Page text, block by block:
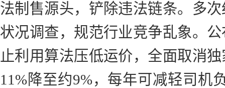
法制售源头，铲除违法链条。多
状况调查，规范行业竞争乱象。
止利用算法压低运价，全面取消
11%降至约9%，每年可减轻司机